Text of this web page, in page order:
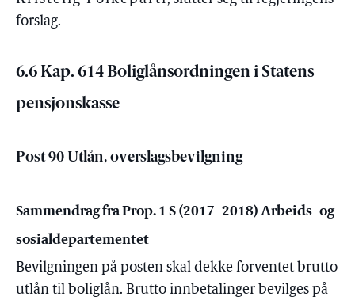
forslag.
6.6 Kap. 614 Boliglånsordningen i Statens
pensjonskasse
Post 90 Utlån, overslagsbevilgning
Sammendrag fra Prop. 1 S (2017–2018) Arbeids- og
sosialdepartementet
Bevilgningen på posten skal dekke forventet brutto
utlån til boliglån. Brutto innbetalinger bevilges på